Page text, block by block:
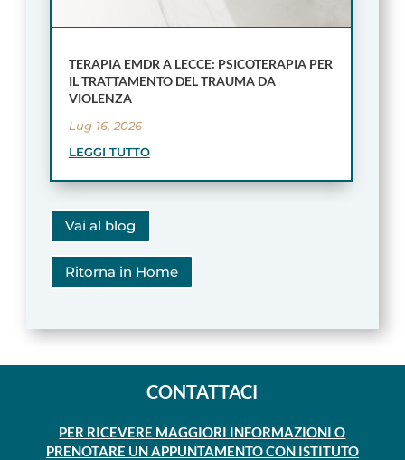
TERAPIA EMDR A LECCE: PSICOTERAPIA PER
IL TRATTAMENTO DEL TRAUMA DA
VIOLENZA
Lug 16, 2026
LEGGI TUTTO
Vai al blog
Ritorna in Home
CONTATTACI
PER RICEVERE MAGGIORI INFORMAZIONI O
PRENOTARE UN APPUNTAMENTO CON ISTITUTO